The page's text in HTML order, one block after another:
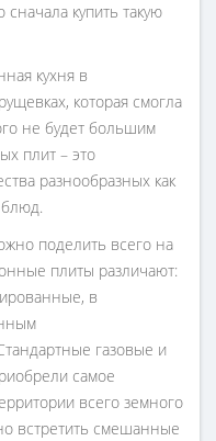
купить такую
кухня в
которая смогла
не будет большим
плит – это
разнообразных как
поделить всего на
плиты различают:
в
газовые и
самое
всего земного
встретить смешанные